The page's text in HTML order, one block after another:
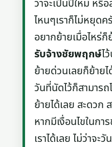
ว่าจะเป็นปีใหม่ หรื
ไหนๆเราก็ไม่หยุด
อยากย้ายเมื่อไหร่ก็
รับจ้างชัยพฤกษ์ไ
ย้ายด่วนเลยก็ย้าย
วันที่นัดไว้ก็สามาร
ย้ายได้เลย สะดวก
หากมีเงื่อนไขในก
เราได้เลย ไม่ว่าจะ